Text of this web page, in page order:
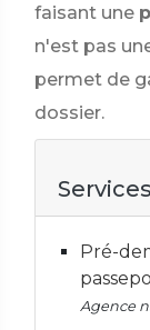
faisant une
n'est pas
permet de
dossier.
Pré-
Agence